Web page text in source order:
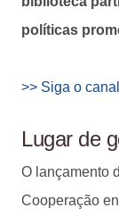
políticas
>> Siga o
Lugar de
O lançamento
Cooperação